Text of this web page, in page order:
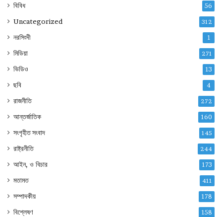
বিবিধ 56
Uncategorized 312
নরসিংদী 1
মিডিয়া 271
ভিডিও 13
ছবি 4
রাজনীতি 272
আন্তর্জাতিক 160
সংগৃহীত সংবাদ 145
রাষ্ট্রনীতি 244
আইন, ও বিচার 173
মতামত 411
সম্পাদকীয় 178
বিশ্লেষণ 158